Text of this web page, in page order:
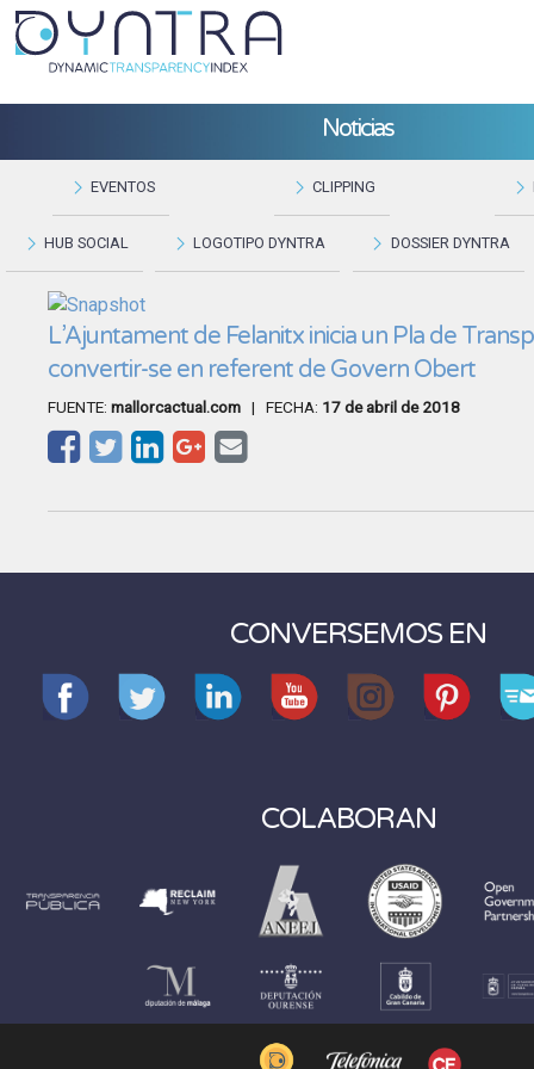
Noticias
EVENTOS CLIPPING
HUB SOCIAL LOGOTIPO DYNTRA DOSSIER DYNTRA
L’Ajuntament de Felanitx inicia un Pla de
convertir-se en referent de Govern Obert
FUENTE: mallorcactual.com | FECHA: 17 de abril de 2018
CONVERSEMOS EN
COLABORAN